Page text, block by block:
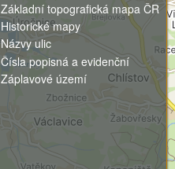
Základní topografická mapa ČR
Historické mapy
Názvy ulic
Čísla popisná a evidenční
Záplavové území